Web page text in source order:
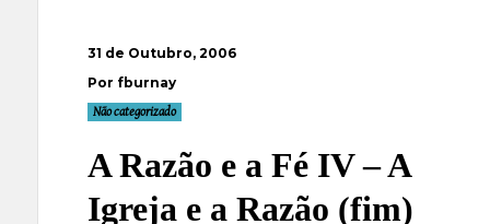
31 de Outubro, 2006
Por fburnay
Não categorizado
A Razão e a Fé IV – A
Igreja e a Razão (fim)